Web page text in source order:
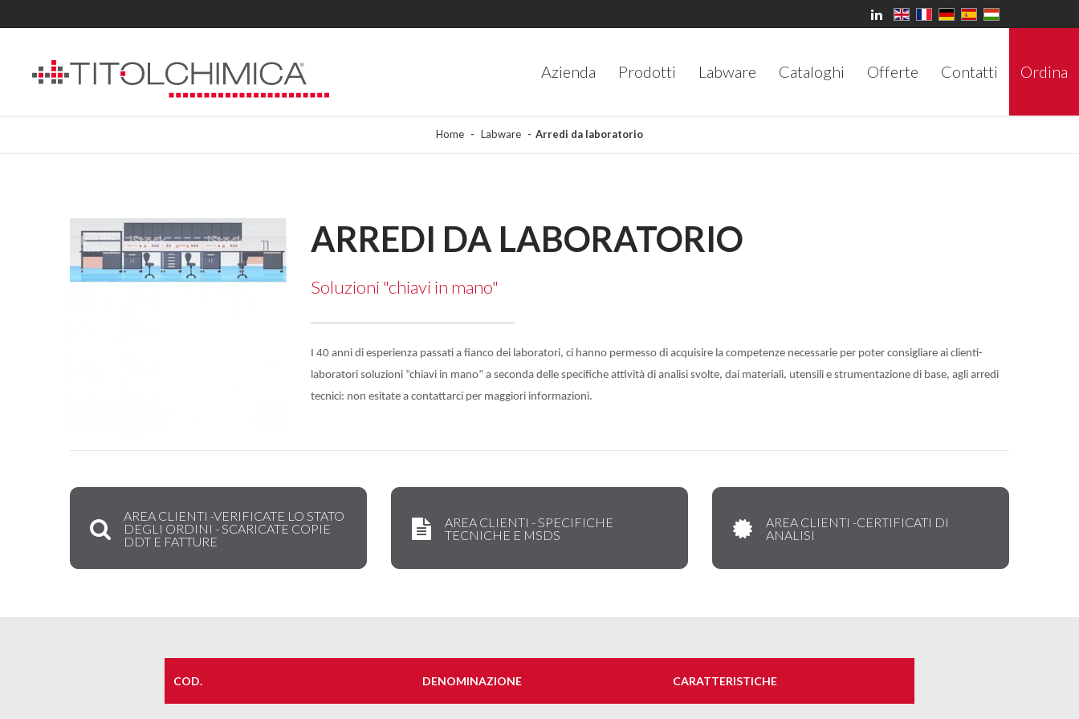
Azienda Prodotti Labware Cataloghi Offerte Contatti Ordina
Home Labware Arredi da laboratorio
ARREDI DA LABORATORIO
Soluzioni "chiavi in mano"
I 40 anni di esperienza passati a fianco dei laboratori, ci hanno permesso di acquisire la competenze necessarie per poter consigliare ai clienti-
laboratori soluzioni “chiavi in mano” a seconda delle specifiche attività di analisi svolte, dai materiali, utensili e strumentazione di base, agli arredi
tecnici: non esitate a contattarci per maggiori informazioni.
AREA CLIENTI -VERIFICATE LO STATO
DEGLI ORDINI - SCARICATE COPIE
DDT E FATTURE
AREA CLIENTI - SPECIFICHE
TECNICHE E MSDS
AREA CLIENTI -CERTIFICATI DI
ANALISI
COD. DENOMINAZIONE CARATTERISTICHE